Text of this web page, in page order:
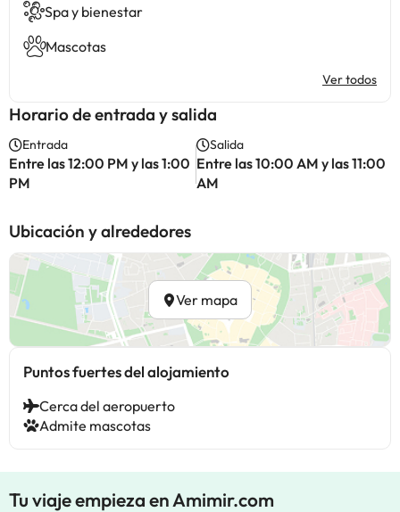
Spa y bienestar
Mascotas
Ver todos
Horario de entrada y salida
Entrada
Entre las 12:00 PM y las 1:00
PM
Salida
Entre las 10:00 AM y las 11:00
AM
Ubicación y alrededores
Ver mapa
Puntos fuertes del alojamiento
Cerca del aeropuerto
Admite mascotas
Tu viaje empieza en Amimir.com